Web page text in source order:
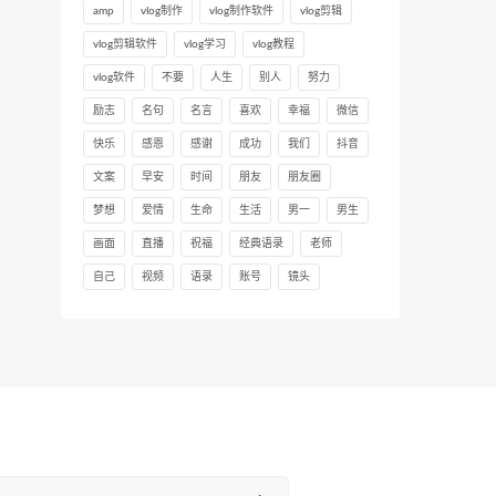
amp vlog制作 vlog制作软件 vlog剪辑
vlog剪辑软件 vlog学习 vlog教程
vlog软件 不要 人生 别人 努力
励志 名句 名言 喜欢 幸福 微信
快乐 感恩 感谢 成功 我们 抖音
文案 早安 时间 朋友 朋友圈
梦想 爱情 生命 生活 男一 男生
画面 直播 祝福 经典语录 老师
自己 视频 语录 账号 镜头